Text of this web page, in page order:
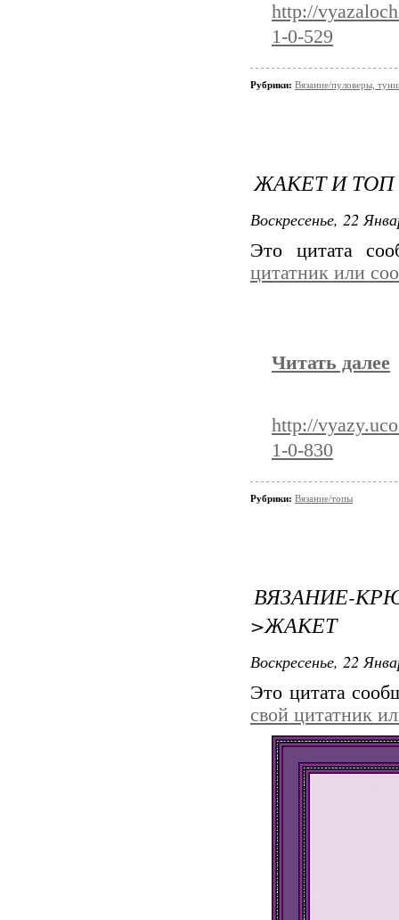
http://
1-0-529
Рубрики: Вязание/пуловеры,
ЖАКЕТ И ТОП
Воскресенье, 22
Это цитата
цитатник или
Читать далее
http://
1-0-830
Рубрики: Вязание/топы
ВЯЗАНИЕ-
>ЖАКЕТ
Воскресенье, 22
Это цитата
свой цитатник